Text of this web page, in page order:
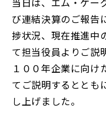
び連結決算のご報告
捗状況、現在推進中
て担当役員よりご説
１００年企業に向け
てご説明するととも
し上げました。